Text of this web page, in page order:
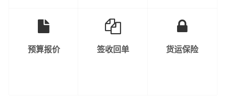
预算报价 签收回单 货运保险